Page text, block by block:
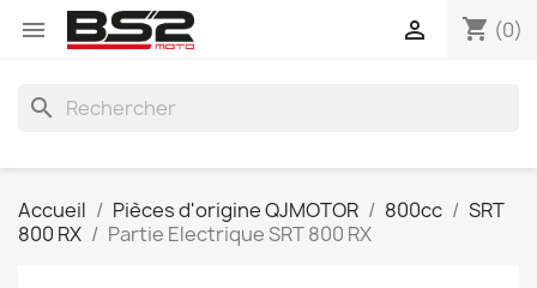
 shopping_cart (0)

search
Accueil Pièces d'origine QJMOTOR 800cc
SRT
800 RX
Partie Electrique SRT 800 RX